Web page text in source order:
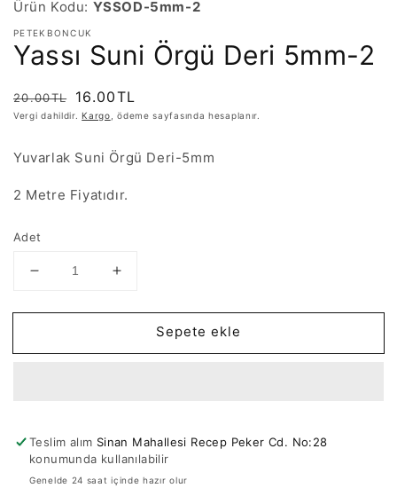
Ürün Kodu: YSSOD-5mm-2
PETEKBONCUK
Yassı Suni Örgü Deri 5mm-2
Normal
fiyat
20.00TL
İndirimli
fiyat
16.00TL
Vergi dahildir.Kargo , ödeme sayfasında hesaplanır.
Yuvarlak Suni Örgü Deri-5mm
2 Metre Fiyatıdır.
Adet
Örgü
5mm-
Yassı
Örgü
5mm-
Sepete ekle
Teslim alım Sinan Mahallesi Recep Peker Cd. No:28
konumunda kullanılabilir
Genelde 24 saat içinde hazır olur